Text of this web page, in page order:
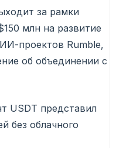
за рамки
млн на развитие
проектов Rumble,
об объединении с
USDT представил
без облачного